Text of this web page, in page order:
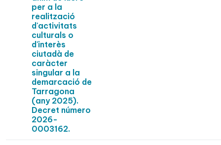
per a la
realització
d'activitats
culturals o
d'interès
ciutadà de
caràcter
singular a la
demarcació de
Tarragona
(any 2025).
Decret número
2026-
0003162.